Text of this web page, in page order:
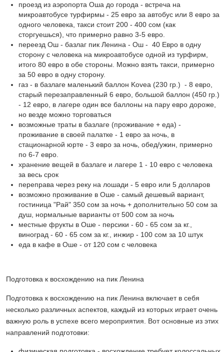
проезд из аэропорта Оша до города - встреча на
микроавтобусе турфирмы - 25 евро за автобус или 8 евро за
одного человека, такси стоит 200 - 400 сом (как
сторгуешься), что примерно равно 3-5 евро.
переезд Ош - базлаг пик Ленина - Ош - 40 Евро в одну
сторону с человека на микроавтобусе одной из турфирм,
итого 80 евро в обе стороны. Можно взять такси, примерно
за 50 евро в одну сторону.
газ - в базлаге маленький баллон Kovea (230 гр.) - 8 евро,
старый перезаправленный 6 евро, большой баллон (450 гр.)
- 12 евро, в лагере один все баллоны на пару евро дороже,
но везде можно торговаться
возможные траты в базлаге (проживание + еда) -
проживание в своей палатке - 1 евро за ночь, в
стационарной юрте - 3 евро за ночь, обед/ужин, примерно
по 6-7 евро.
хранение вещей в базлаге и лагере 1 - 10 евро с человека
за весь срок
переправа через реку на лошади - 5 евро или 5 долларов
возможно проживание в Оше - самый дешевый вариант,
гостиница "Рай" 350 сом за ночь + дополнительно 50 сом за
душ, нормальные варианты от 500 сом за ночь
местные фрукты в Оше - персики - 60 - 65 сом за кг.,
виноград - 60 - 65 сом за кг., инжир - 100 сом за 10 штук
еда в кафе в Оше - от 120 сом с человека
Подготовка к восхождению на пик Ленина
Подготовка к восхождению на пик Ленина включает в себя
несколько различных аспектов, каждый из которых играет очень
важную роль в успехе всего мероприятия. Вот основные из этих
направлений подготовки: